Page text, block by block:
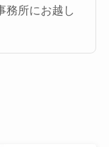
務所にお越し